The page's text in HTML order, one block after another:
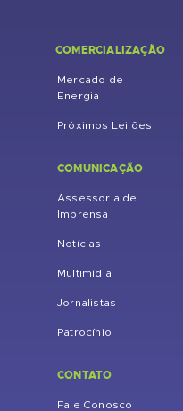
COMERCIALIZAÇÃO
Mercado de
Energia
Próximos Leilões
COMUNICAÇÃO
Assessoria de
Imprensa
Notícias
Multimídia
Jornalistas
Patrocínio
CONTATO
Fale Conosco